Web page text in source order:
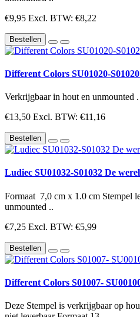
€9,95 Excl. BTW: €8,22
Bestellen
Different Colors SU01020-
Verkrijgbaar in hout en unmounted
€13,50 Excl. BTW: €11,16
Bestellen
Ludiec SU01032-S01032 De
Formaat 7,0 cm x 1.0 cm Stempel
unmounted ..
€7,25 Excl. BTW: €5,99
Bestellen
Different Colors S01007-
Deze Stempel is verkrijgbaar op